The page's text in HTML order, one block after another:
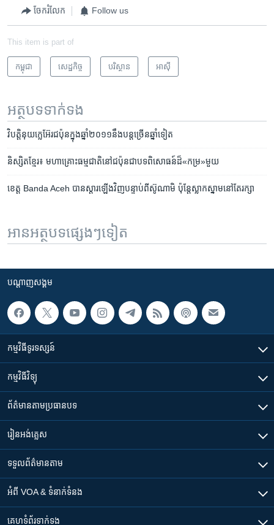
ចែករំលែក Follow us
This item is part of
កម្ពុជា សេដ្ឋកិច្ច បរិស្ថាន អាស៊ី
អត្ថបទ​ទាក់ទង
វិបត្តិ​នុយក្លេអ៊ែរ​ជប៉ុន​ក្នុង​ឆ្នាំ​២០១១​នឹង​បន្ត​ច្រើន​ឆ្នាំ​ទៀត
និស្សិត​ខ្មែរ៖ មហា​គ្រោះ​ធម្មជាតិ​នៅ​ជប៉ុន​ជា​បទ​ពិសោធន៍​ដ៏​«កម្រ»​មួយ
ខេត្ត ​Banda ​​​Aceh ​បាន​​ស្តារ​ឡើង​វិញ​បន្ទាប់​ពី​ស៊ូណាមិ​ ប៉ុន្តែ​ស្លាកស្នាម​នៅ​តែ​រក្សា​
អានអត្ថបទផ្សេងៗទៀត
បណ្តាញ​សង្គម
កម្មវិធី​ទូរទស្សន៍
កម្មវិធី​វិទ្យុ
ព័ត៌មាន​តាមប្រធានបទ​
រៀន​​អង់គ្លេស
ទទួល​ព័ត៌មាន​តាម
អំពី​ VOA & ទំនាក់ទំនង
គេហទំព័រ​​ទាក់ទង